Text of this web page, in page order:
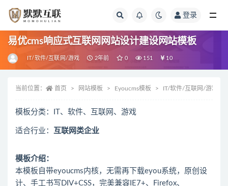
登录
易优cms响应式互联网网站设计建设网站模板
IT/软件/互联网/游戏 2年前 0 151 10
当前位置： 首页 网站模板 Eyoucms模板 IT/软件/互联网/游戏
模板分类：IT、软件、互联网、游戏
适合行业： 互联网类企业
模板介绍：
本模板自带eyoucms内核，无需再下载eyou系统，原创设
计、手工书写DIV+CSS，完美兼容IE7+、Firefox、